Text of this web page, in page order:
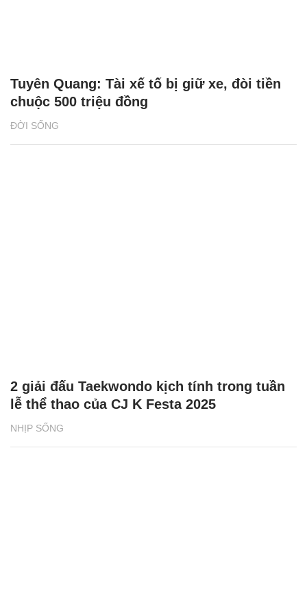
ĐỜI SỐNG
Tuyên Quang: Tài xế tố bị giữ xe, đòi tiền
chuộc 500 triệu đồng
NHỊP SỐNG
2 giải đấu Taekwondo kịch tính trong tuần
lễ thể thao của CJ K Festa 2025